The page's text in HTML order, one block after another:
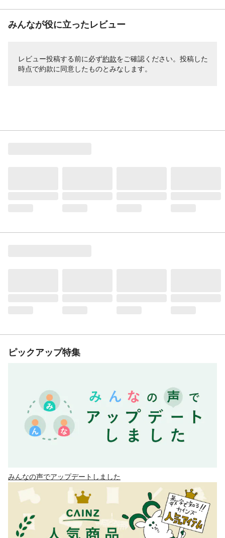
みんなが役に立ったレビュー
レビュー投稿する前に必ず約款をご確認ください。投稿した
時点で約款に同意したものとみなします。
ピックアップ特集
みんなの声でアップデートしました